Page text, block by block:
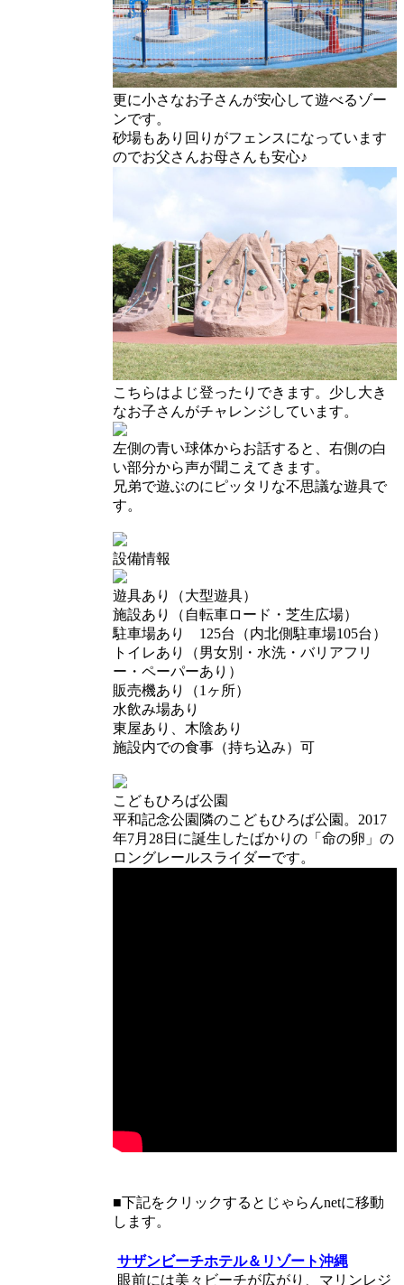
更に小さなお子さんが安心して遊べるゾー
ンです。
砂場もあり回りがフェンスになっています
のでお父さんお母さんも安心♪
こちらはよじ登ったりできます。少し大き
なお子さんがチャレンジしています。
左側の青い球体からお話すると、右側の白
い部分から声が聞こえてきます。
兄弟で遊ぶのにピッタリな不思議な遊具で
す。
設備情報
遊具あり（大型遊具）
施設あり（自転車ロード・芝生広場）
駐車場あり 125台（内北側駐車場105台）
トイレあり（男女別・水洗・バリアフリ
ー・ペーパーあり）
販売機あり（1ヶ所）
水飲み場あり
東屋あり、木陰あり
施設内での食事（持ち込み）可
こどもひろば公園
平和記念公園隣のこどもひろば公園。2017
年7月28日に誕生したばかりの「命の卵」の
ロングレールスライダーです。
■下記をクリックするとじゃらんnetに移動
します。
サザンビーチホテル＆リゾート沖縄
眼前には美々ビーチが広がり、マリンレジ